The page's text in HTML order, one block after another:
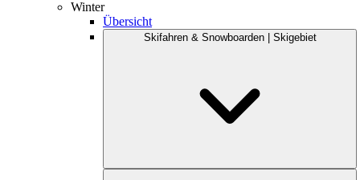
Winter
Übersicht
Skifahren & Snowboarden | Skigebiet